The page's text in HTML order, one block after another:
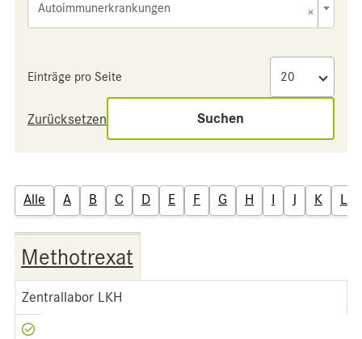
×
Autoimmunerkrankungen
Einträge pro Seite
Zurücksetzen Suchen
Alle A B C D E F G H I J K L
Methotrexat
Zentrallabor LKH